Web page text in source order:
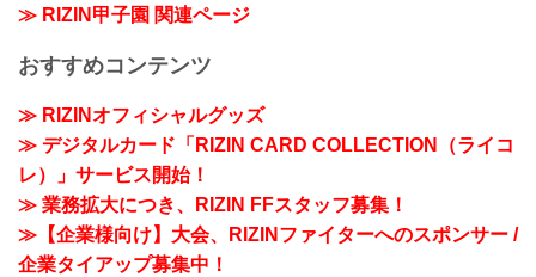
≫ RIZIN甲子園 関連ページ
おすすめコンテンツ
≫ RIZINオフィシャルグッズ
≫ デジタルカード「RIZIN CARD COLLECTION（ライコ
レ）」サービス開始！
≫ 業務拡大につき、RIZIN FFスタッフ募集！
≫【企業様向け】大会、RIZINファイターへのスポンサー /
企業タイアップ募集中！